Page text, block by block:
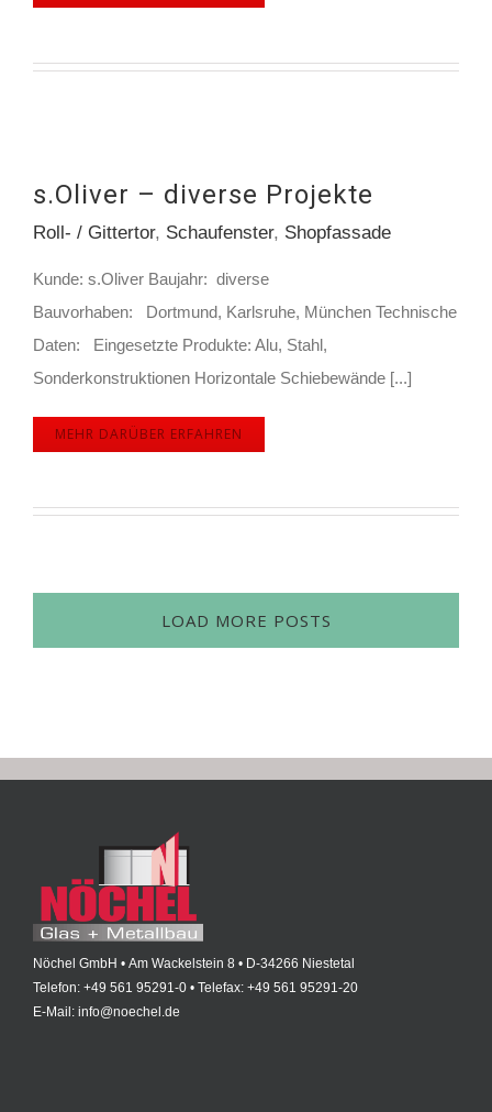
s.Oliver – diverse Projekte
Roll- / Gittertor, Schaufenster, Shopfassade
Kunde: s.Oliver Baujahr: diverse
Bauvorhaben: Dortmund, Karlsruhe, München Technische
Daten: Eingesetzte Produkte: Alu, Stahl,
Sonderkonstruktionen Horizontale Schiebewände [...]
MEHR DARÜBER ERFAHREN
LOAD MORE POSTS
Nöchel GmbH • Am Wackelstein 8 • D-34266 Niestetal
Telefon: +49 561 95291-0 • Telefax: +49 561 95291-20
E-Mail: info@noechel.de